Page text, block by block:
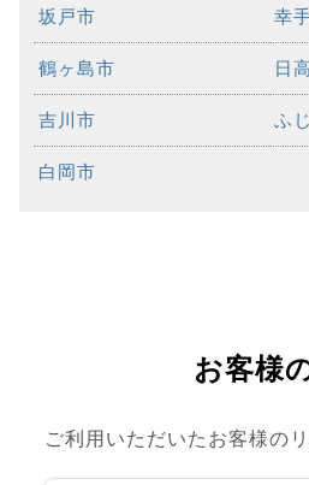
坂戸市 幸
鶴ヶ島市 日
吉川市 ふ
白岡市
お客様
ご利用いただいたお客様の